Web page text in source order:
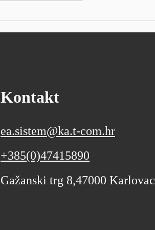
Kontakt
ea.sistem@ka.t-com.hr
+385(0)47415890
Gažanski trg 8,47000 Karlovac